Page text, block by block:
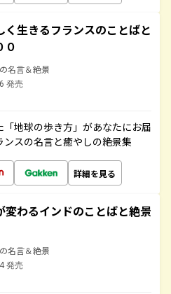
く生きるフランスのことばと
０
名言＆絶景
発売
地球の歩き方」があなたにお届
スの名言と癒やしの絶景集
詳細を見る
変わるインドのことばと絶景
名言＆絶景
発売